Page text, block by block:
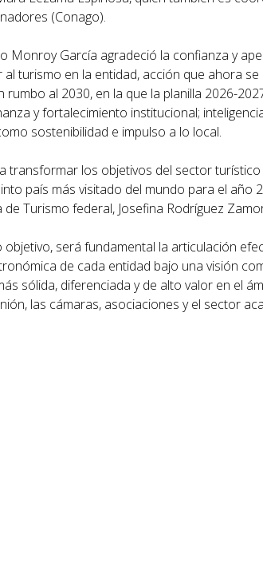
(Conago).
Monroy García agradeció la confianza y
turismo en la entidad, acción que ahora
rumbo al 2030, en la que la planilla 2026-
y fortalecimiento institucional;
sostenibilidad e impulso a lo local.
transformar los objetivos del sector
país más visitado del mundo para el año
Turismo federal, Josefina Rodríguez
será fundamental la articulación
de cada entidad bajo una visión
sólida, diferenciada y de alto valor en el
las cámaras, asociaciones y el sector